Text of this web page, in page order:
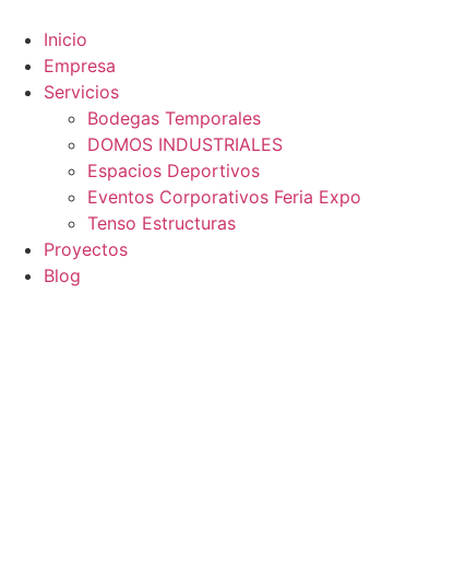
contenido
Inicio
Empresa
Servicios
Bodegas Temporales
DOMOS INDUSTRIALES
Espacios Deportivos
Eventos Corporativos Feria Expo
Tenso Estructuras
Proyectos
Blog